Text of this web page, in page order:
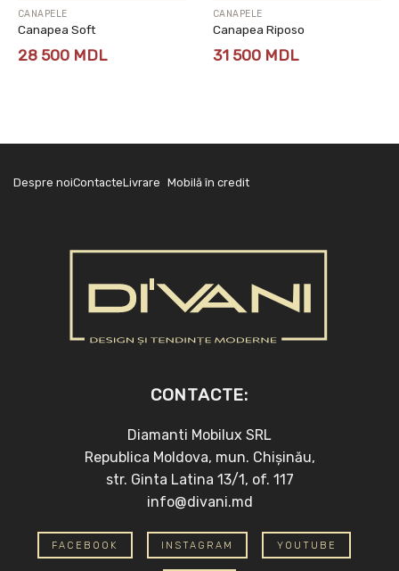
CANAPELE
Canapea Soft
28 500 MDL
CANAPELE
Canapea Riposo
31 500 MDL
Despre noiContacteLivrare Mobilă în credit
CONTACTE:
Diamanti Mobilux SRL
Republica Moldova, mun. Chișinău,
str. Ginta Latina 13/1, of. 117
info@divani.md
FACEBOOK INSTAGRAM YOUTUBE